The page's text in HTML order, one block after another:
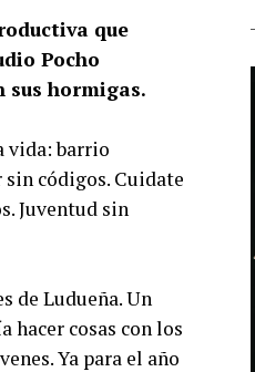
que
Pocho
sus hormigas.
vida: barrio
sin códigos. Cuidate
Juventud sin
de Ludueña. Un
hacer cosas con los
Ya para el año